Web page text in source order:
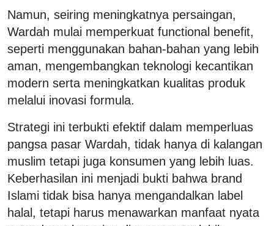
Namun, seiring meningkatnya persaingan,
Wardah mulai memperkuat functional benefit,
seperti menggunakan bahan-bahan yang lebih
aman, mengembangkan teknologi kecantikan
modern serta meningkatkan kualitas produk
melalui inovasi formula.
Strategi ini terbukti efektif dalam memperluas
pangsa pasar Wardah, tidak hanya di kalangan
muslim tetapi juga konsumen yang lebih luas.
Keberhasilan ini menjadi bukti bahwa brand
Islami tidak bisa hanya mengandalkan label
halal, tetapi harus menawarkan manfaat nyata